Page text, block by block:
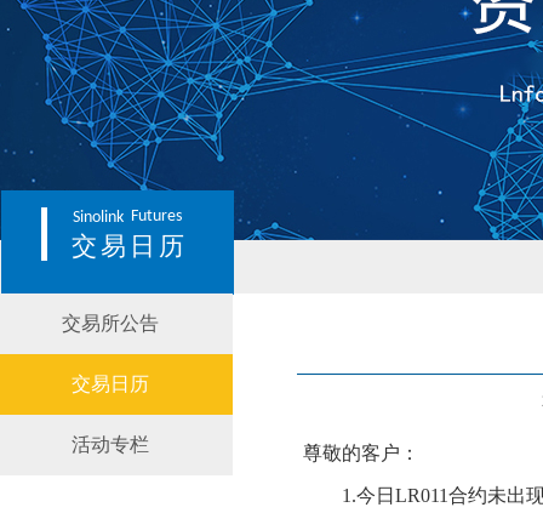
Sinolink Futures
交易日历
交易所公告
交易日历
活动专栏 尊敬的客户：
1.今日 LR011合约未出